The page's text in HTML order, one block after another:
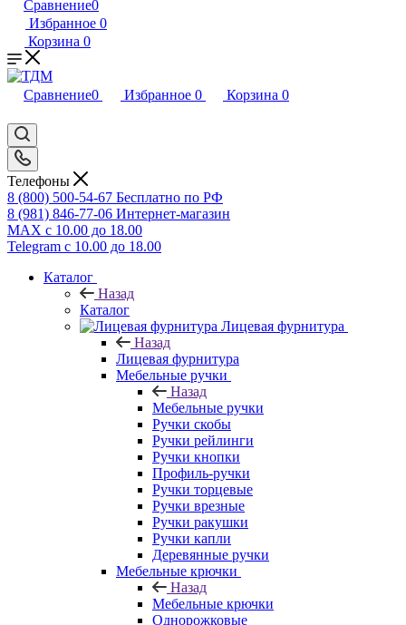
Сравнение0
Избранное 0
Корзина 0
Сравнение0 Избранное 0 Корзина 0
Телефоны
8 (800) 500-54-67 Бесплатно по РФ
8 (981) 846-77-06 Интернет-магазин
MAX с 10.00 до 18.00
Telegram с 10.00 до 18.00
Каталог
Назад
Каталог
Лицевая фурнитура
Назад
Лицевая фурнитура
Мебельные ручки
Назад
Мебельные ручки
Ручки скобы
Ручки рейлинги
Ручки кнопки
Профиль-ручки
Ручки торцевые
Ручки врезные
Ручки ракушки
Ручки капли
Деревянные ручки
Мебельные крючки
Назад
Мебельные крючки
Однорожковые